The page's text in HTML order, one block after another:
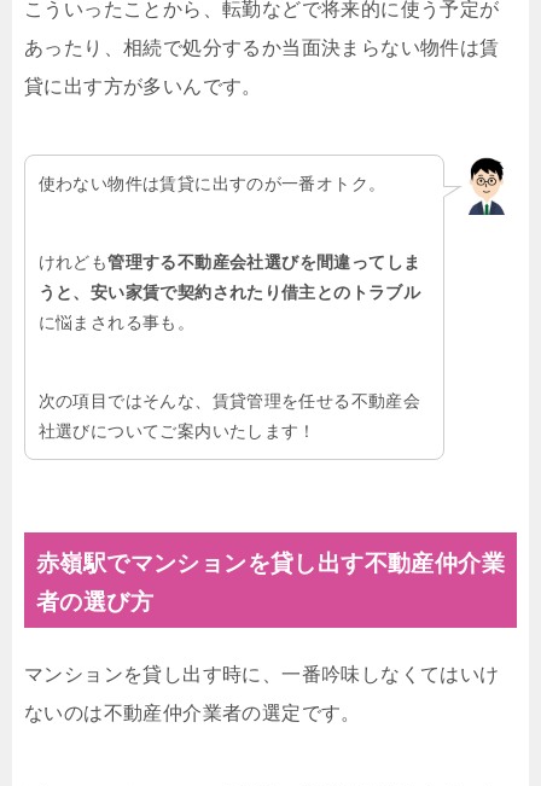
こういったことから、転勤などで将来的に使う予定が
あったり、相続で処分するか当面決まらない物件は賃
貸に出す方が多いんです。
使わない物件は賃貸に出すのが一番オトク。
けれども管理する不動産会社選びを間違ってしま
うと、安い家賃で契約されたり借主とのトラブル
に悩まされる事も。
次の項目ではそんな、賃貸管理を任せる不動産会
社選びについてご案内いたします！
赤嶺駅でマンションを貸し出す不動産仲介業
者の選び方
マンションを貸し出す時に、一番吟味しなくてはいけ
ないのは不動産仲介業者の選定です。